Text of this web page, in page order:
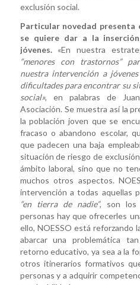
exclusión social.
Particular novedad
se quiere dar a la
jóvenes. «En nuestra
“menores con trastornos”
nuestra intervención a
dificultades para encontrar su
social», en palabras de
Asociación. Se muestra así la
la población joven que se
fracaso o abandono escolar,
que padecen una baja
situación de riesgo de
ámbito laboral, sino que no
muchos otros aspectos.
intervención a todas aquellas
“en tierra de nadie”, son los
personas hay que ofrecerles
ello, NOESSO está reforzando
abarcar una problemática
retorno educativo, ya sea a la
otros itinerarios formativos
personas y a adquirir